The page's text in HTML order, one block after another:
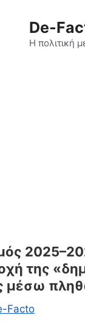
De-
Η πολιτική
της
μέσω
Facto